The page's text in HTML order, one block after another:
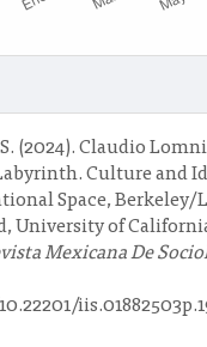
(2024). Claudio
Culture and
Space, Berkeley/
University of
Mexicana De